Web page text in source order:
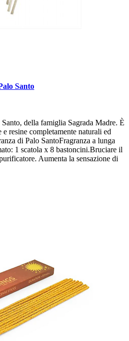
Santo
della famiglia Sagrada Madre. È
resine completamente naturali ed
di Palo SantoFragranza a lunga
1 scatola x 8 bastoncini.Bruciare il
Aumenta la sensazione di